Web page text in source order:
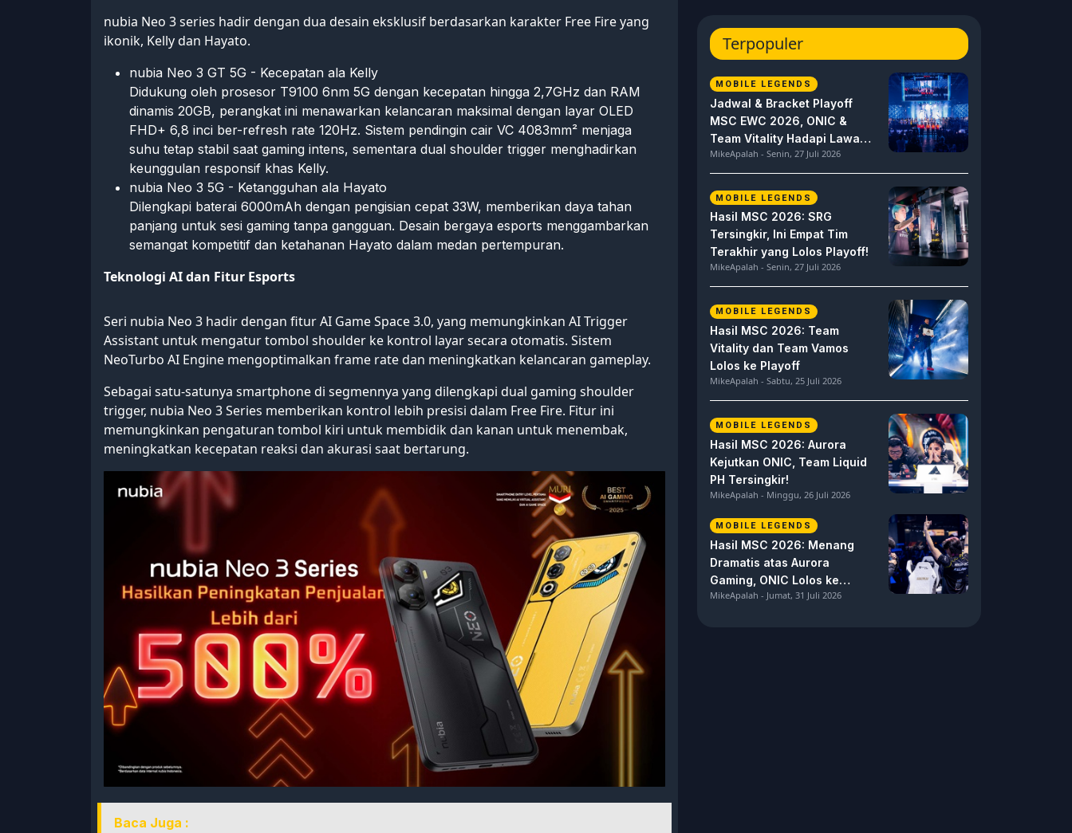
nubia Neo 3 series hadir dengan dua desain eksklusif berdasarkan karakter Free Fire yang
ikonik, Kelly dan Hayato.
nubia Neo 3 GT 5G - Kecepatan ala Kelly
Didukung oleh prosesor T9100 6nm 5G dengan kecepatan hingga 2,7GHz dan RAM
dinamis 20GB, perangkat ini menawarkan kelancaran maksimal dengan layar OLED
FHD+ 6,8 inci ber-refresh rate 120Hz. Sistem pendingin cair VC 4083mm² menjaga
suhu tetap stabil saat gaming intens, sementara dual shoulder trigger menghadirkan
keunggulan responsif khas Kelly.
nubia Neo 3 5G - Ketangguhan ala Hayato
Dilengkapi baterai 6000mAh dengan pengisian cepat 33W, memberikan daya tahan
panjang untuk sesi gaming tanpa gangguan. Desain bergaya esports menggambarkan
semangat kompetitif dan ketahanan Hayato dalam medan pertempuran.
Teknologi AI dan Fitur Esports
Seri nubia Neo 3 hadir dengan fitur AI Game Space 3.0, yang memungkinkan AI Trigger
Assistant untuk mengatur tombol shoulder ke kontrol layar secara otomatis. Sistem
NeoTurbo AI Engine mengoptimalkan frame rate dan meningkatkan kelancaran gameplay.
Sebagai satu-satunya smartphone di segmennya yang dilengkapi dual gaming shoulder
trigger, nubia Neo 3 Series memberikan kontrol lebih presisi dalam Free Fire. Fitur ini
memungkinkan pengaturan tombol kiri untuk membidik dan kanan untuk menembak,
meningkatkan kecepatan reaksi dan akurasi saat bertarung.
Baca Juga :
Terpopuler
MOBILE LEGENDS
Jadwal & Bracket Playoff
MSC EWC 2026, ONIC &
Team Vitality Hadapi Lawan
Berat
MikeApalah - Senin, 27 Juli 2026
MOBILE LEGENDS
Hasil MSC 2026: SRG
Tersingkir, Ini Empat Tim
Terakhir yang Lolos Playoff!
MikeApalah - Senin, 27 Juli 2026
MOBILE LEGENDS
Hasil MSC 2026: Team
Vitality dan Team Vamos
Lolos ke Playoff
MikeApalah - Sabtu, 25 Juli 2026
MOBILE LEGENDS
Hasil MSC 2026: Aurora
Kejutkan ONIC, Team Liquid
PH Tersingkir!
MikeApalah - Minggu, 26 Juli 2026
MOBILE LEGENDS
Hasil MSC 2026: Menang
Dramatis atas Aurora
Gaming, ONIC Lolos ke
Semifinal!
MikeApalah - Jumat, 31 Juli 2026